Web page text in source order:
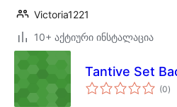
Victoria1221
10+ აქტიური ინსტალაცია
Tantive Set
(0)